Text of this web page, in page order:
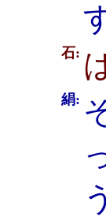
石:
絹: